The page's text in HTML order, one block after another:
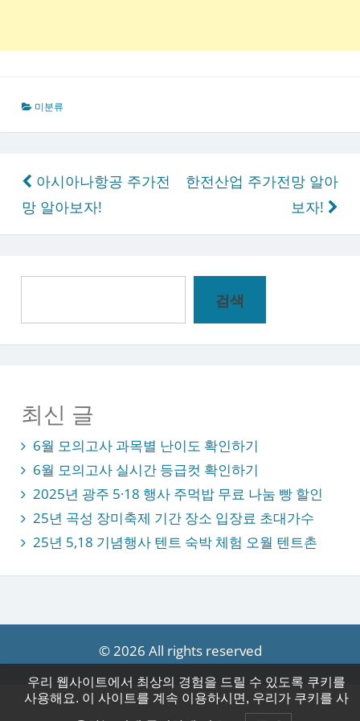
미분류
글
탐
색
아시아나항공 주가전
망 알아보자!
한전산업 주가전망 알아
보자!
검색
최신 글
6월 모의고사 과목별 난이도 확인하기
6월 모의고사 실시간 등급컷 확인하기
2025년 광주 5·18 행사 주먹밥 무료 나눔 빵 할인
25년 곡성 장미축제 기간 장소 입장료 초대가수
25년 5,18 기념행사 텐트 숙박 체험 오월 텐트촌
© 2026 All rights reserved
우리 웹사이트에서 최상의 경험을 드릴 수 있도록 쿠키를
사용해요. 이 사이트를 계속 이용하시면, 우리가 쿠키를 사